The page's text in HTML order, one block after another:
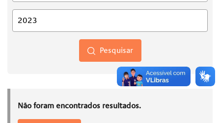
Pesquisar
Não foram encontrados resultados.